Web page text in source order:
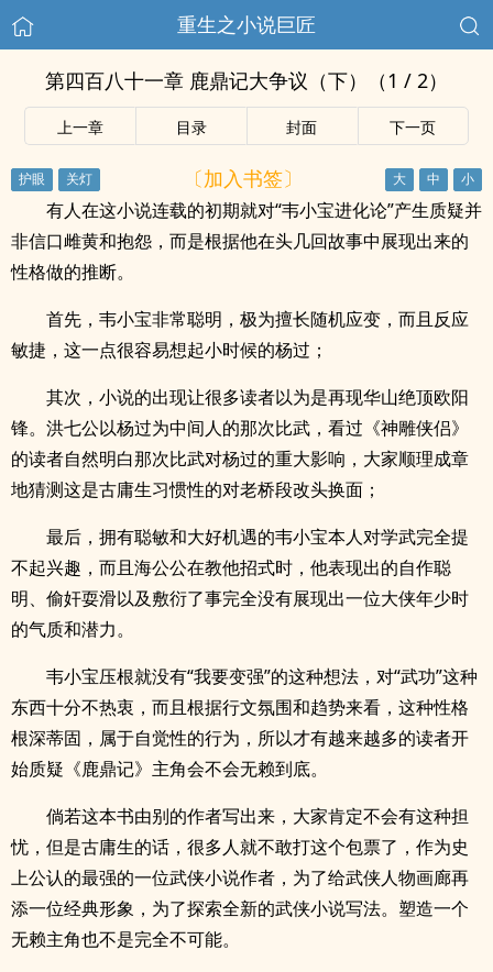
重生之小说巨匠
第四百八十一章 鹿鼎记大争议（下）（1 / 2）
上一章 目录 封面 下一页
〔加入书签〕
有人在这小说连载的初期就对“韦小宝进化论”产生质疑并
非信口雌黄和抱怨，而是根据他在头几回故事中展现出来的
性格做的推断。
首先，韦小宝非常聪明，极为擅长随机应变，而且反应
敏捷，这一点很容易想起小时候的杨过；
其次，小说的出现让很多读者以为是再现华山绝顶欧阳
锋。洪七公以杨过为中间人的那次比武，看过《神雕侠侣》
的读者自然明白那次比武对杨过的重大影响，大家顺理成章
地猜测这是古庸生习惯性的对老桥段改头换面；
最后，拥有聪敏和大好机遇的韦小宝本人对学武完全提
不起兴趣，而且海公公在教他招式时，他表现出的自作聪
明、偷奸耍滑以及敷衍了事完全没有展现出一位大侠年少时
的气质和潜力。
韦小宝压根就没有“我要变强”的这种想法，对“武功”这种
东西十分不热衷，而且根据行文氛围和趋势来看，这种性格
根深蒂固，属于自觉性的行为，所以才有越来越多的读者开
始质疑《鹿鼎记》主角会不会无赖到底。
倘若这本书由别的作者写出来，大家肯定不会有这种担
忧，但是古庸生的话，很多人就不敢打这个包票了，作为史
上公认的最强的一位武侠小说作者，为了给武侠人物画廊再
添一位经典形象，为了探索全新的武侠小说写法。塑造一个
无赖主角也不是完全不可能。